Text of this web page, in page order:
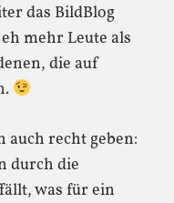
das BildBlog
mehr Leute als
die auf
auch recht geben:
durch die
was für ein